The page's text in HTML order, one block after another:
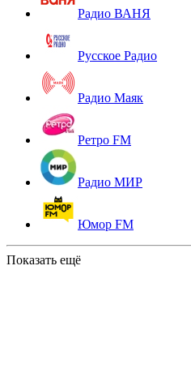
Радио ВАНЯ
Русское Радио
Радио Маяк
Ретро FM
Радио МИР
Юмор FM
Показать ещё